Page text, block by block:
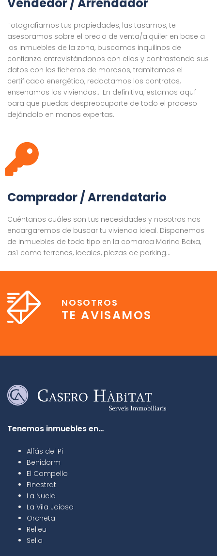
Fotografiamos tus propiedades, las tasamos, te
asesoramos sobre el precio de venta/alquiler en base a
los inmuebles de la zona, buscamos inquilinos de
confianza entrevistándonos con ellos y contrastando sus
datos con los ficheros de morosos, tramitamos el
certificado energético, redactamos los contratos,
enseñamos las viviendas… En definitiva, estamos aquí
para que puedas despreocuparte de todo el proceso
dejándolo en manos expertas.
Comprador / Arrendatario
Cuéntanos cuáles son tus necesidades y nosotros nos
encargaremos de buscar tu vivienda ideal. Disponemos
de inmuebles de todo tipo en la comarca Marina Baixa,
así como terrenos, locales, plazas de parking…
NOSOTROS
TE AVISAMOS
Tenemos inmuebles en…
Alfás del Pi
Benidorm
El Campello
Finestrat
La Nucia
La Vila Joiosa
Orcheta
Relleu
Sella